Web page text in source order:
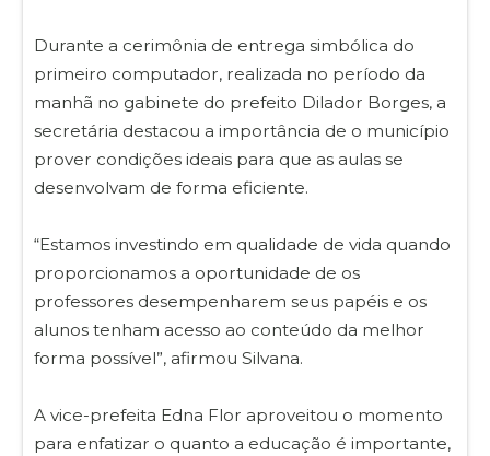
Durante a cerimônia de entrega simbólica do
primeiro computador, realizada no período da
manhã no gabinete do prefeito Dilador Borges, a
secretária destacou a importância de o município
prover condições ideais para que as aulas se
desenvolvam de forma eficiente.
“Estamos investindo em qualidade de vida quando
proporcionamos a oportunidade de os
professores desempenharem seus papéis e os
alunos tenham acesso ao conteúdo da melhor
forma possível”, afirmou Silvana.
A vice-prefeita Edna Flor aproveitou o momento
para enfatizar o quanto a educação é importante,